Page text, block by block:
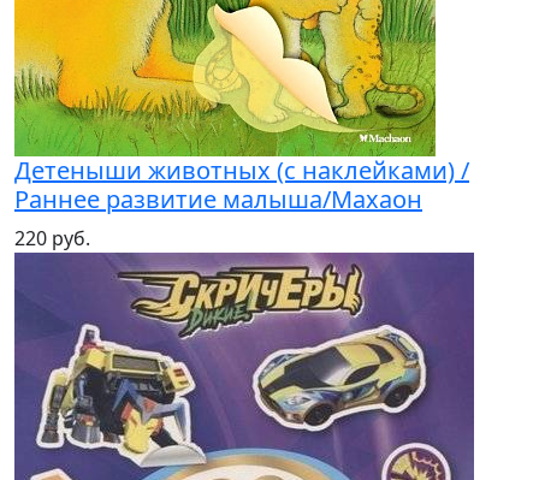
Детеныши животных (с наклейками) /
Раннее развитие малыша/Махаон
220 руб.